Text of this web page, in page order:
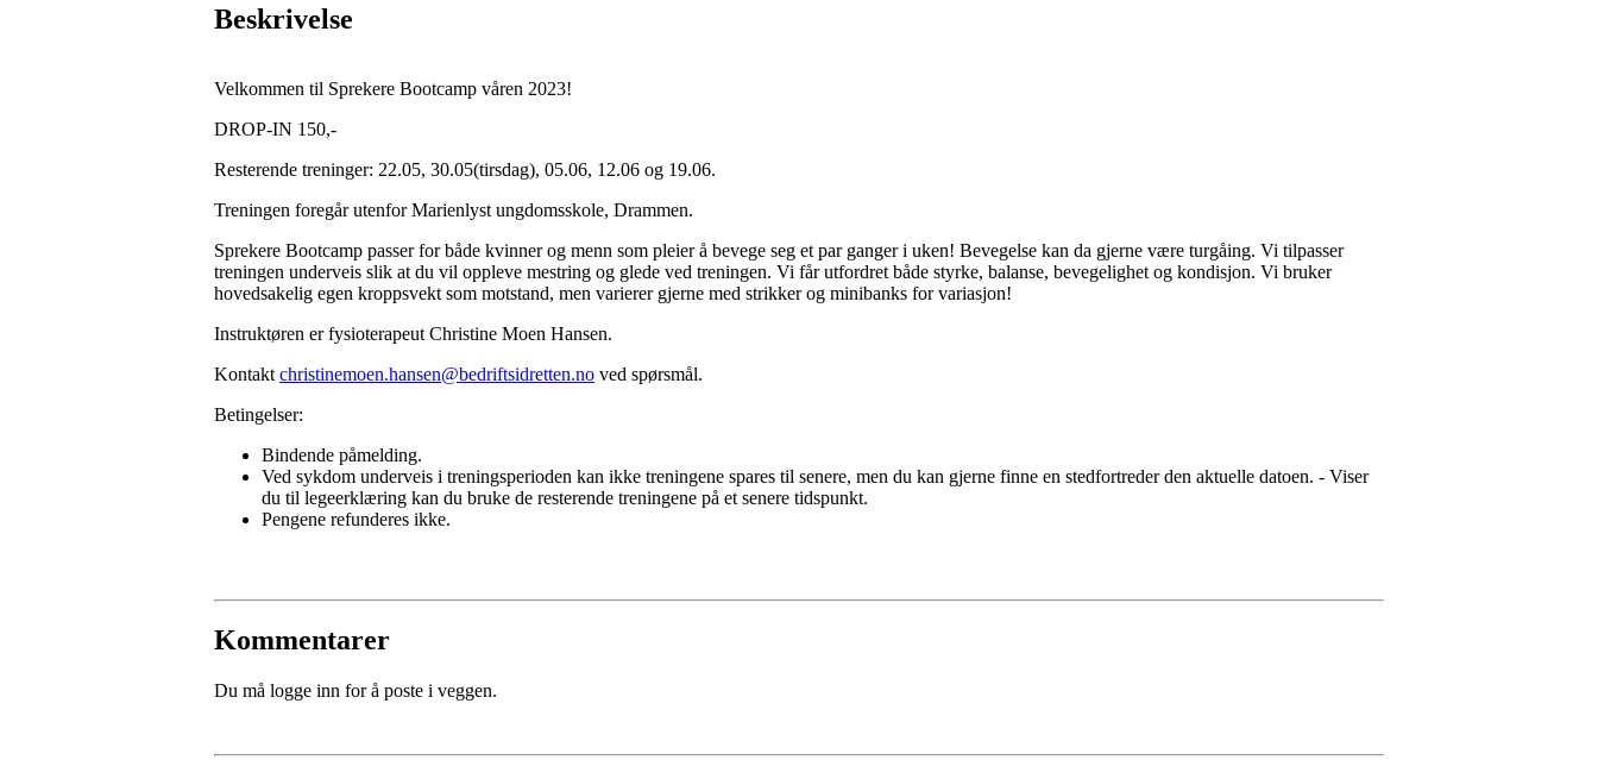
Beskrivelse
Velkommen til Sprekere Bootcamp våren 2023!
DROP-IN 150,-
Resterende treninger: 22.05, 30.05(tirsdag), 05.06, 12.06 og 19.06.
Treningen foregår utenfor Marienlyst ungdomsskole, Drammen.
Sprekere Bootcamp passer for både kvinner og menn som pleier å bevege seg et par ganger i uken! Bevegelse kan da gjerne være turgåing. Vi tilpasser
treningen underveis slik at du vil oppleve mestring og glede ved treningen. Vi får utfordret både styrke, balanse, bevegelighet og kondisjon. Vi bruker
hovedsakelig egen kroppsvekt som motstand, men varierer gjerne med strikker og minibanks for variasjon!
Instruktøren er fysioterapeut Christine Moen Hansen.
Kontakt christinemoen.hansen@bedriftsidretten.no ved spørsmål.
Betingelser:
Bindende påmelding.
Ved sykdom underveis i treningsperioden kan ikke treningene spares til senere, men du kan gjerne finne en stedfortreder den aktuelle datoen. - Viser
du til legeerklæring kan du bruke de resterende treningene på et senere tidspunkt.
Pengene refunderes ikke.
Kommentarer
Du må logge inn for å poste i veggen.